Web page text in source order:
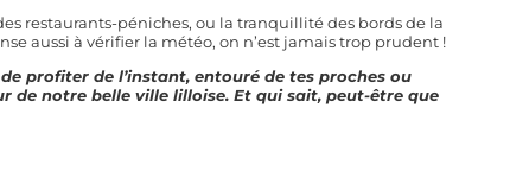
restaurants-péniches, ou la tranquillité des bords de la
aussi à vérifier la météo, on n’est jamais trop prudent !
profiter de l’instant, entouré de tes proches ou
de notre belle ville lilloise. Et qui sait, peut-être que